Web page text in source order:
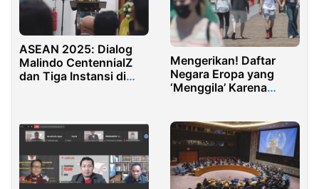
ASEAN 2025: Dialog
Malindo CentennialZ
dan Tiga Instansi di
Mengerikan! Daftar
Negara Eropa yang
‘Menggila’ Karena